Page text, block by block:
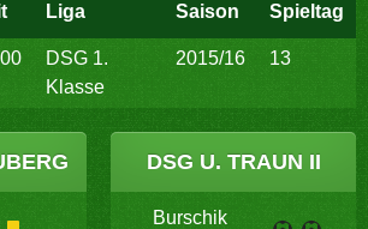
Liga Saison Spieltag
DSG 1.
Klasse
2015/16 13
DSG U. TRAUN II
Burschik